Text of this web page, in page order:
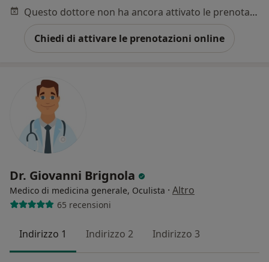
Questo dottore non ha ancora attivato le prenotazioni online presso questo indirizzo.
Chiedi di attivare le prenotazioni online
Dr. Giovanni Brignola
Medico di medicina generale, Oculista · Altro
65 recensioni
Indirizzo 1 Indirizzo 2 Indirizzo 3